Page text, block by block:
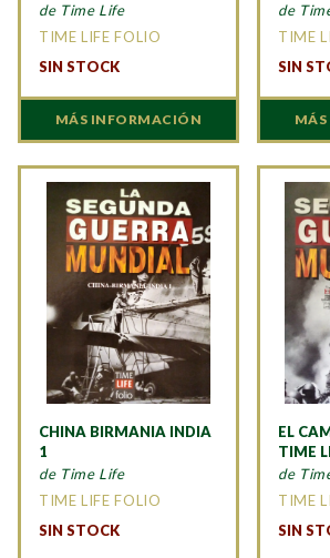
de Time Life
TIME LIFE FOLIO
SIN STOCK
MÁS INFORMACIÓN
de
TIME
SIN
CHINA BIRMANIA INDIA
1
de Time Life
TIME LIFE FOLIO
SIN STOCK
EL
TIME
de
TIME
SIN